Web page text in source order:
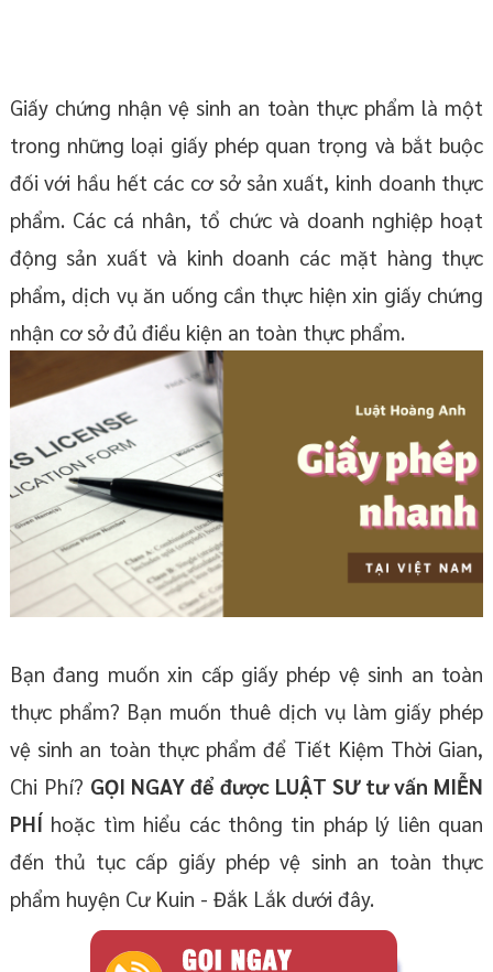
Giấy chứng nhận vệ sinh an toàn thực phẩm là một
trong những loại giấy phép quan trọng và bắt buộc
đối với hầu hết các cơ sở sản xuất, kinh doanh thực
phẩm. Các cá nhân, tổ chức và doanh nghiệp hoạt
động sản xuất và kinh doanh các mặt hàng thực
phẩm, dịch vụ ăn uống cần thực hiện xin giấy chứng
nhận cơ sở đủ điều kiện an toàn thực phẩm.
Bạn đang muốn xin cấp giấy phép vệ sinh an toàn
thực phẩm? Bạn muốn thuê dịch vụ làm giấy phép
vệ sinh an toàn thực phẩm để Tiết Kiệm Thời Gian,
Chi Phí? GỌI NGAY để được LUẬT SƯ tư vấn MIỄN
PHÍ hoặc tìm hiểu các thông tin pháp lý liên quan
đến thủ tục cấp giấy phép vệ sinh an toàn thực
phẩm huyện Cư Kuin - Đắk Lắk dưới đây.